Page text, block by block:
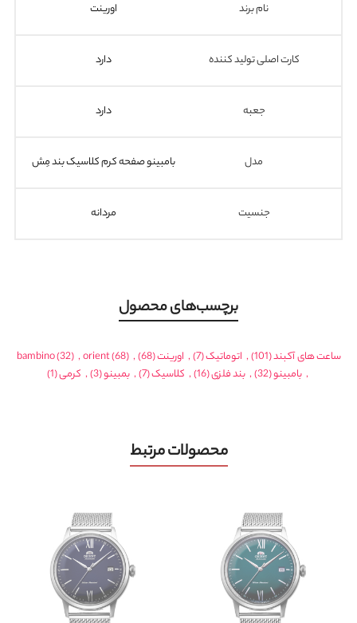
نام برند اورینت
کارت اصلی تولید کننده دارد
جعبه دارد
مدل بامبینو صفحه کرم کلاسیک بند مِش
جنسیت مردانه
برچسب‌های محصول
ساعت های آکبند(101)
, اتوماتیک(7)
, اورینت(68)
,
orient(68)
,
bambino(32)
, بامبینو(32)
, بند فلزی(16)
, کلاسیک(7)
, بمبینو(3)
, کرمی(1)
محصولات مرتبط